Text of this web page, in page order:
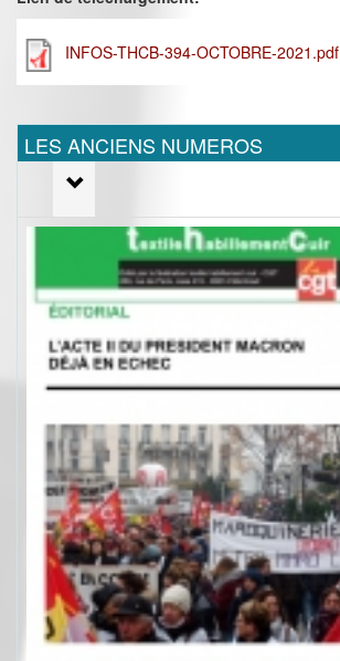
INFOS-THCB-394-OCTOBRE-2021.pdf
LES ANCIENS NUMEROS